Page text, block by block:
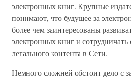
электронных книг. Крупные
понимают, что будущее за
более чем заинтересованы
электронных книг и сотрудничать
легального контента в Сети.
Немного сложней обстоит дело с